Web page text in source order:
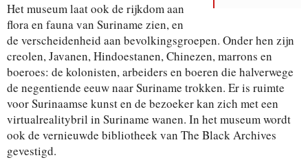
Het museum laat ook de rijkdom aan
flora en fauna van Suriname zien, en
de verscheidenheid aan bevolkingsgroepen. Onder hen zijn
creolen, Javanen, Hindoestanen, Chinezen, marrons en
boeroes: de kolonisten, arbeiders en boeren die halverwege
de negentiende eeuw naar Suriname trokken. Er is ruimte
voor Surinaamse kunst en de bezoeker kan zich met een
virtualrealitybril in Suriname wanen. In het museum wordt
ook de vernieuwde bibliotheek van The Black Archives
gevestigd.